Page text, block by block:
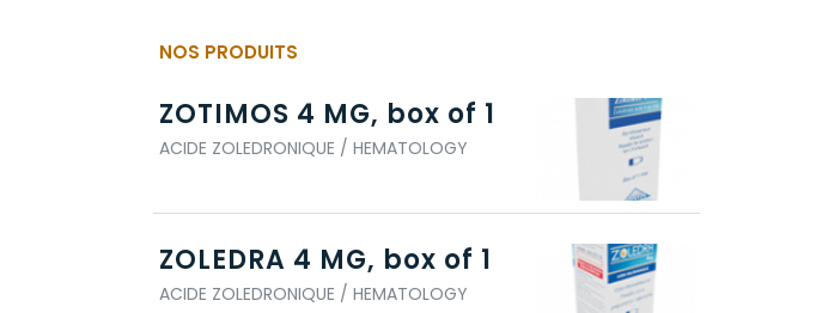
NOS PRODUITS
ZOTIMOS 4 MG, box of 1
ACIDE ZOLEDRONIQUE / HEMATOLOGY
ZOLEDRA 4 MG, box of 1
ACIDE ZOLEDRONIQUE / HEMATOLOGY